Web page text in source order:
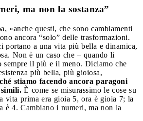
ma non la sostanza”
«anche questi, che sono cambiamenti
ancora “solo” delle trasformazioni.
portano a una vita più bella e dinamica,
Non è un caso che – quando li
sempre il più e il meno. Diciamo che
più bella, più gioiosa,
stiamo facendo ancora paragoni
È come se misurassimo le cose su
vita prima era gioia 5, ora è gioia 7; la
è 4. Cambiano i numeri, ma non la